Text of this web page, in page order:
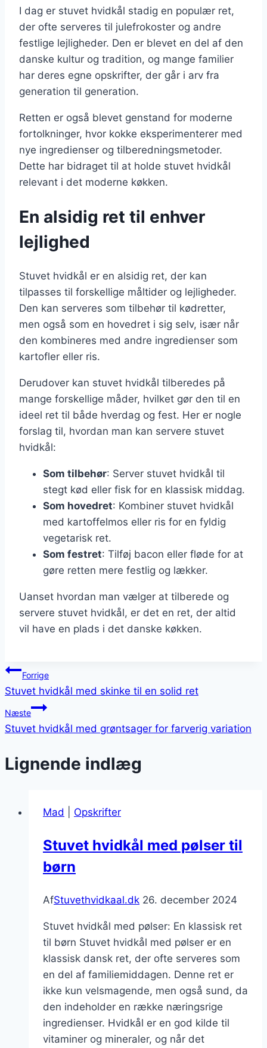
I dag er stuvet hvidkål stadig en populær ret,
der ofte serveres til julefrokoster og andre
festlige lejligheder. Den er blevet en del af den
danske kultur og tradition, og mange familier
har deres egne opskrifter, der går i arv fra
generation til generation.
Retten er også blevet genstand for moderne
fortolkninger, hvor kokke eksperimenterer med
nye ingredienser og tilberedningsmetoder.
Dette har bidraget til at holde stuvet hvidkål
relevant i det moderne køkken.
En alsidig ret til enhver
lejlighed
Stuvet hvidkål er en alsidig ret, der kan
tilpasses til forskellige måltider og lejligheder.
Den kan serveres som tilbehør til kødretter,
men også som en hovedret i sig selv, især når
den kombineres med andre ingredienser som
kartofler eller ris.
Derudover kan stuvet hvidkål tilberedes på
mange forskellige måder, hvilket gør den til en
ideel ret til både hverdag og fest. Her er nogle
forslag til, hvordan man kan servere stuvet
hvidkål:
Som tilbehør: Server stuvet hvidkål til
stegt kød eller fisk for en klassisk middag.
Som hovedret: Kombiner stuvet hvidkål
med kartoffelmos eller ris for en fyldig
vegetarisk ret.
Som festret: Tilføj bacon eller fløde for at
gøre retten mere festlig og lækker.
Uanset hvordan man vælger at tilberede og
servere stuvet hvidkål, er det en ret, der altid
vil have en plads i det danske køkken.
Indlægsnavigation
Forrige
Stuvet hvidkål med skinke til en solid ret
Næste
Stuvet hvidkål med grøntsager for farverig variation
Lignende indlæg
Mad Opskrifter
Stuvet hvidkål med pølser til
børn
AfStuvethvidkaal.dk 26. december 2024
Stuvet hvidkål med pølser: En klassisk ret
til børn Stuvet hvidkål med pølser er en
klassisk dansk ret, der ofte serveres som
en del af familiemiddagen. Denne ret er
ikke kun velsmagende, men også sund, da
den indeholder en række næringsrige
ingredienser. Hvidkål er en god kilde til
vitaminer og mineraler, og når det